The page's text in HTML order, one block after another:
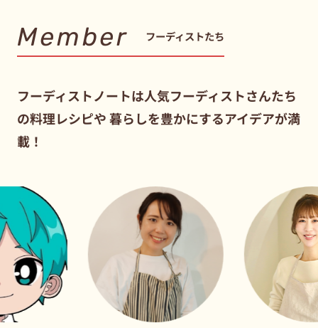
Member フーディストたち
フーディストノートは人気フーディストさんたち
の料理レシピや暮らしを豊かにするアイデアが満
載！